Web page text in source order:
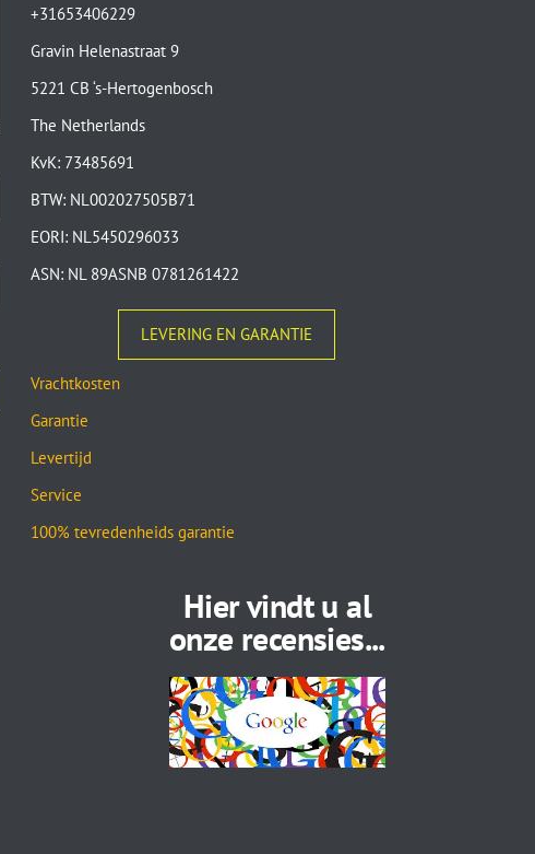
+31653406229
Gravin Helenastraat 9
5221 CB ‘s-Hertogenbosch
The Netherlands
KvK: 73485691
BTW: NL002027505B71
EORI: NL5450296033
ASN: NL 89ASNB 0781261422
LEVERING EN GARANTIE
Vrachtkosten
Garantie
Levertijd
Service
100% tevredenheids garantie
Hier vindt u al
onze recensies...